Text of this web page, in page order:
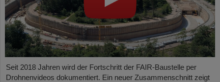
Seit 2018 Jahren wird der Fortschritt der FAIR-Baustelle per
Drohnenvideos dokumentiert. Ein neuer Zusammenschnitt zeigt